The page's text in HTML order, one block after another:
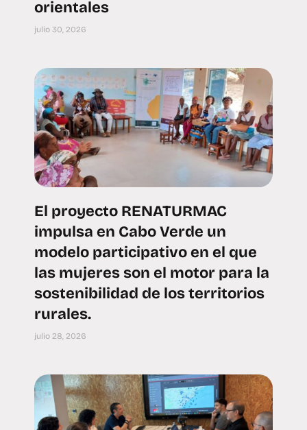
orientales
julio 30, 2026
El proyecto RENATURMAC
impulsa en Cabo Verde un
modelo participativo en el que
las mujeres son el motor para la
sostenibilidad de los territorios
rurales.
julio 28, 2026